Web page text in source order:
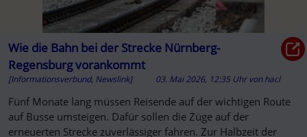
Wie die Bahn bei der Strecke Nürnberg-
Regensburg vorankommt
[Informationsverbund, Newslink] 03. Mai 2026, 12:35 Uhr vonhacl
Fünf Monate lang müssen Reisende auf der wichtigen Route
auf Busse umsteigen. Dafür sollen die Züge auf der
erneuerten Strecke zuverlässiger fahren. Zur Halbzeit der